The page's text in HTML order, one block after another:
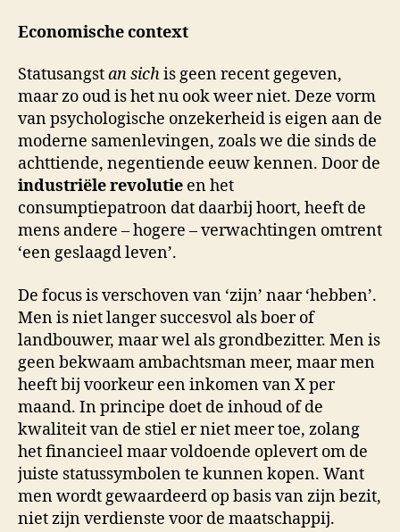
Economische context
Statusangstan sichis geen recent gegeven,
maar zo oud is het nu ook weer niet. Deze vorm
van psychologische onzekerheid is eigen aan de
moderne samenlevingen, zoals we die sinds de
achttiende, negentiende eeuw kennen. Door de
industriële revolutie en het
consumptiepatroon dat daarbij hoort, heeft de
mens andere – hogere – verwachtingen omtrent
‘een geslaagd leven’.
De focus is verschoven van ‘zijn’ naar ‘hebben’.
Men is niet langer succesvol als boer of
landbouwer, maar wel als grondbezitter. Men is
geen bekwaam ambachtsman meer, maar men
heeft bij voorkeur een inkomen van X per
maand. In principe doet de inhoud of de
kwaliteit van de stiel er niet meer toe, zolang
het financieel maar voldoende oplevert om de
juiste statussymbolen te kunnen kopen. Want
men wordt gewaardeerd op basis van zijn bezit,
niet zijn verdienste voor de maatschappij.